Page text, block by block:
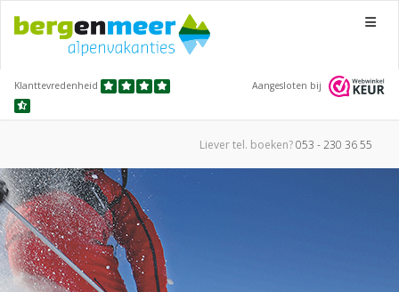
Menu
Klanttevredenheid Aangesloten bij
Liever tel. boeken?053 - 230 36 55